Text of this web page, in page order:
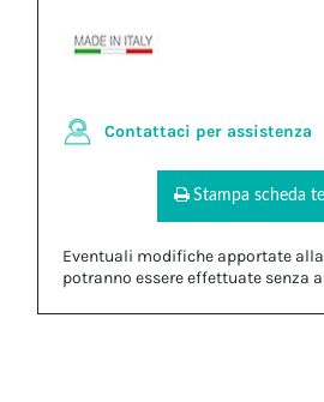
Contattaci per assistenza
Stampa scheda
Eventuali modifiche apportate
potranno essere effettuate senza